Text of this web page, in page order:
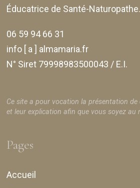
Éducatrice de Santé-Naturopathe.
06 59 94 66 31
info [ a ] almamaria.fr
N° Siret 79998983500043 / E.I.
Ce site a pour vocation la présentation
et leur explication afin que vous soyez au
Pages
Accueil